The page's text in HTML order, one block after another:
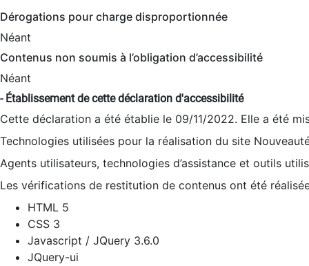
Dérogations pour charge disproportionnée
Néant
Contenus non soumis à l’obligation d’accessibilité
Néant
- Établissement de cette déclaration d'accessibilité
Cette déclaration a été établie le 09/11/2022. Elle a été
Technologies utilisées pour la réalisation du site
Agents utilisateurs, technologies d’assistance et outils
Les vérifications de restitution de contenus ont été
HTML 5
CSS 3
Javascript / JQuery 3.6.0
JQuery-ui